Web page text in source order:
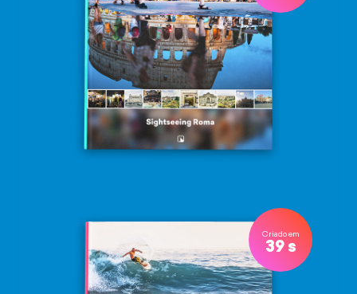
Criado em
39 s